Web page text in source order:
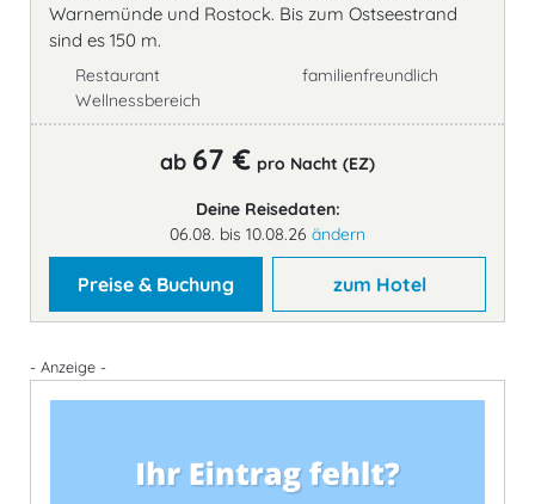
Warnemünde und Rostock. Bis zum Ostseestrand
sind es 150 m.
Restaurant
Wellnessbereich
familienfreundlich
ab 67 € pro Nacht (EZ)
Deine Reisedaten:
06.08. bis 10.08.26 ändern
Preise & Buchung zum Hotel
- Anzeige -